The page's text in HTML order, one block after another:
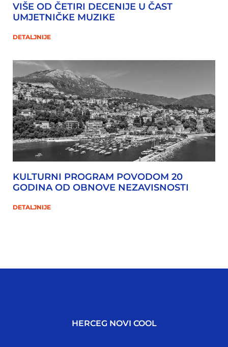
VIŠE OD ČETIRI DECENIJE U ČAST
UMJETNIČKE MUZIKE
DETALJNIJE
KULTURNI PROGRAM POVODOM 20
GODINA OD OBNOVE NEZAVISNOSTI
DETALJNIJE
HERCEG NOVI COOL